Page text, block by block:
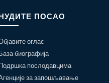
ПОСАО
оглас
биографија
послодавцима
за запошљавање